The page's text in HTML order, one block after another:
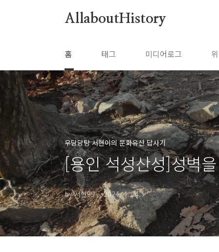
AllaboutHistory
홈 태그 미디어로그
우당당탕 서현이의 문화유산 답사기
[용인 석성산성]성벽
by 서현99 2024. 4. 24.